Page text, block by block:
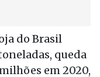
do Brasil
queda
em 2020,